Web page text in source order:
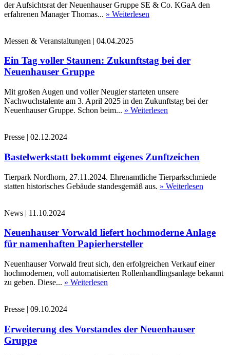
der Aufsichtsrat der Neuenhauser Gruppe SE & Co. KGaA den
erfahrenen Manager Thomas... » Weiterlesen
Messen & Veranstaltungen | 04.04.2025
Ein Tag voller Staunen: Zukunftstag bei der
Neuenhauser Gruppe
Mit großen Augen und voller Neugier starteten unsere
Nachwuchstalente am 3. April 2025 in den Zukunftstag bei der
Neuenhauser Gruppe. Schon beim... » Weiterlesen
Presse | 02.12.2024
Bastelwerkstatt bekommt eigenes Zunftzeichen
Tierpark Nordhorn, 27.11.2024. Ehrenamtliche Tierparkschmiede
statten historisches Gebäude standesgemäß aus. » Weiterlesen
News | 11.10.2024
Neuenhauser Vorwald liefert hochmoderne Anlage
für namenhaften Papierhersteller
Neuenhauser Vorwald freut sich, den erfolgreichen Verkauf einer
hochmodernen, voll automatisierten Rollenhandlingsanlage bekannt
zu geben. Diese... » Weiterlesen
Presse | 09.10.2024
Erweiterung des Vorstandes der Neuenhauser
Gruppe